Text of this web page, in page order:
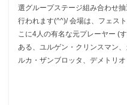
選グループステージ組み合わせ
行われます(^^)/ 会場は、フェス
こに4人の有名な元プレーヤー (
ある、ユルゲン・クリンスマン
ルカ・ザンブロッタ、デメトリ